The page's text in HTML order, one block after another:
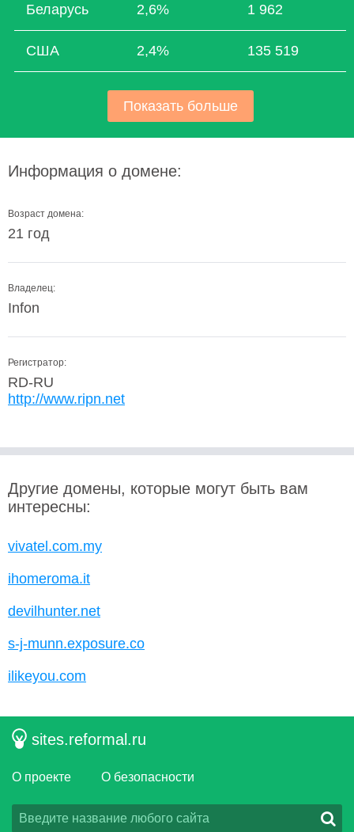
Беларусь 2,6% 1 962
США 2,4% 135 519
Показать больше
Информация о домене:
Возраст домена:
21 год
Владелец:
Infon
Регистратор:
RD-RU
http://www.ripn.net
Другие домены, которые могут быть вам
интересны:
vivatel.com.my
ihomeroma.it
devilhunter.net
s-j-munn.exposure.co
ilikeyou.com
sites.reformal.ru
О проекте О безопасности